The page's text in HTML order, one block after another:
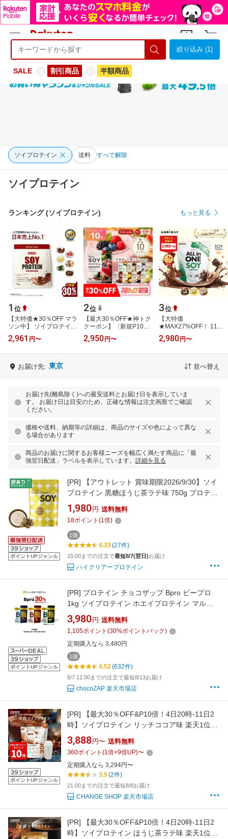
ようこそ 楽天市場へ ログイン
絞り込み (1)
SALE 割引商品 半額商品
ソイプロテイン 送料 すべて解除
ソイプロテイン
ランキング (ソイプロテイン) もっと見る
1 位
【大特価★30％OFF マラ
ソン中】 ソイプロテイン
1kg プロテイン 人工甘味
料が気になる方 女性用
2,961 円〜
2位
【最大30％OFF★神トク
クーポン】〈新規P10
倍〉人気No.1 ソイプロ
テイン 1kg 3kg ザプロ ダ
2,950 円〜
3位
【大特価
★MAX27%OFF！ 11日
1:59まで】美容成分オー
ルインワン【アンビーク
2,980 円〜
お届け先: 東京 並べ替え
お届け先(離島除く)への最安送料とお届け日を表示していま
す。 お届け日は目安のため、正確な情報は注文画面でご確認
ください。
価格や送料、納期等の詳細は、商品のサイズや色によって異な
る場合があります
商品のお届けに関するお客様ニーズを幅広く満たす商品に「最
強翌日配送」ラベルを表示しています。 詳細を見る
ポイントUPジャンル
[PR]
【アウトレット 賞味期限2026/9/30】ソイ
プロテイン 黒糖ほうじ茶ラテ味 750g プロテイ
ン ソイ 国産 国内製造 女性 妊活 妊婦 ダイエッ
ト 美容 健康 置き換え 大豆 大豆プロテイン ピ
ラティス ステビア ハイクリアー
1,980 円 送料無料
18ポイント (1倍)
1個
4.33(27件)
15:00までの注文で最短8/7(翌日)お届け
ハイクリアープロテイン
ポイントUPジャンル
[PR] プロテイン チョコザップ Bpro ビープロ
1kg ソイプロテイン ホエイプロテイン マルチ
プロテイン チョコレート バナナ キャラメル 大
豆 タンパク質 美容 サプリメント 女性 男性 ち
ょこざっぷ chocoZAP
3,980 円 送料無料
1,105ポイント (30%ポイントバック)
定期購入なら 3,480円
1個
4.52(632件)
8/7 11:00までの注文で最短8/13お届け
chocoZAP 楽天市場店
ポイントUPジャンル
[PR]
【最大30％OFF&P10倍！4日20時-11日2
時】ソイプロテイン リッチココア味 楽天1位
30種の美容ケア成分 女性 国産 375g 750g
1125g 人気 おすすめ 飲みやすい チェンジプロ
テイン 選べるシェイカー 美肌 protein ダイエッ
ト 更年期 美味しい ヒアルロン酸 大豆プロテイ
ン
3,888 円〜 送料無料
360ポイント (1倍+9倍UP)〜
定期購入なら 3,294円〜
3.5(2件)
21:00までの注文で最短8/8お届け
CHANGE SHOP 楽天市場店
[PR]
【最大30％OFF&P10倍！4日20時-11日2
時】ソイプロテイン ほうじ茶ラテ味 楽天1位